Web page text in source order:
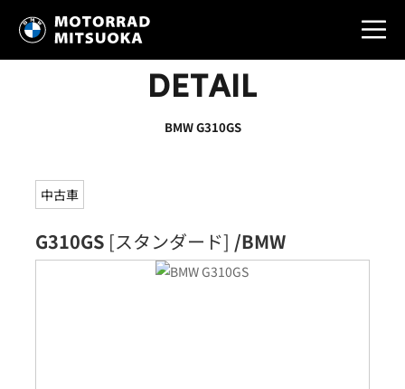
DETAIL
BMW G310GS
中古車
G310GS [スタンダード] /BMW